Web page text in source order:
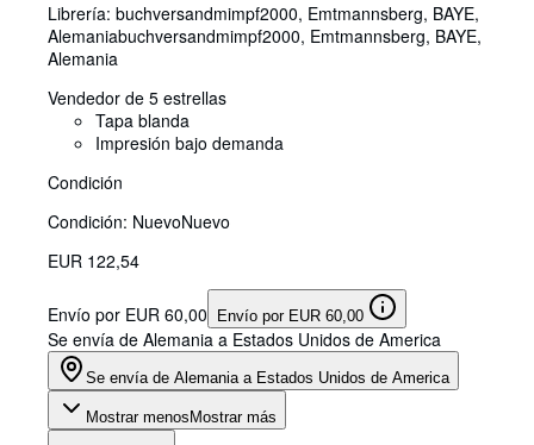
Librería: buchversandmimpf2000, Emtmannsberg, BAYE,
Alemaniabuchversandmimpf2000, Emtmannsberg, BAYE,
Alemania
Vendedor de 5 estrellas
Tapa blanda
Impresión bajo demanda
Condición
Condición: NuevoNuevo
EUR 122,54
Envío por EUR 60,00 Envío por EUR 60,00
Se envía de Alemania a Estados Unidos de America
Se envía de Alemania a Estados Unidos de America
Mostrar menos Mostrar más